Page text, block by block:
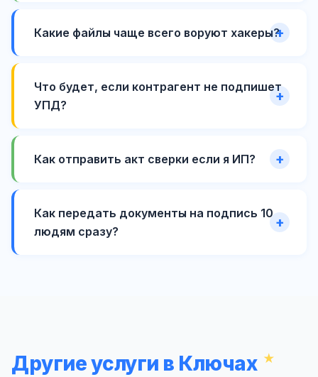
Какие файлы чаще всего воруют хакеры?
Что будет, если контрагент не подпишет
УПД?
Как отправить акт сверки если я ИП?
Как передать документы на подпись 10
людям сразу?
Другие услуги в Ключах